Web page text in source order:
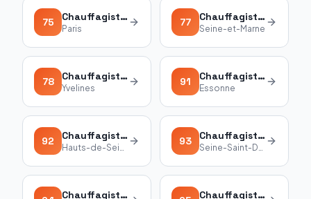
75 Chauffagiste Atlantic 75
Paris
77 Chauffagiste Atlantic
Seine-et-Marne
78 Chauffagiste Atlantic 78
Yvelines
91 Chauffagiste Atlantic
Essonne
92 Chauffagiste Atlantic 92
Hauts-de-Seine
93 Chauffagiste Atlantic
Seine-Saint-Denis
Chauffagiste Atlantic 94 Chauffagiste Atlantic